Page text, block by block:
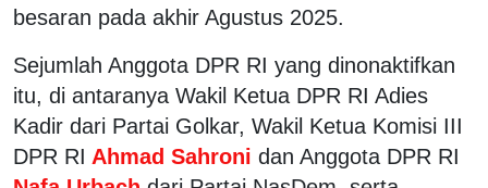
besaran pada akhir Agustus 2025.
Sejumlah Anggota DPR RI yang dinonaktifkan
itu, di antaranya Wakil Ketua DPR RI Adies
Kadir dari Partai Golkar, Wakil Ketua Komisi III
DPR RI Ahmad Sahroni dan Anggota DPR RI